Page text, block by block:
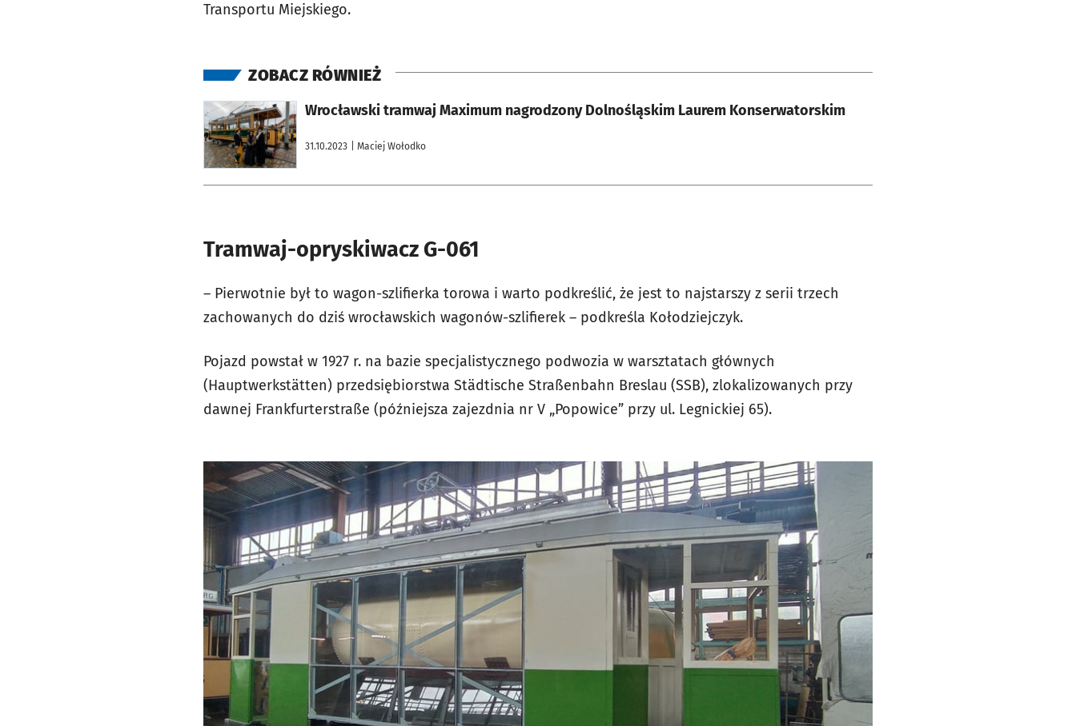
Transportu Miejskiego.
ZOBACZ RÓWNIEŻ
Wrocławski tramwaj Maximum nagrodzony Dolnośląskim Laurem Konserwatorskim
31.10.2023 | Maciej Wołodko
otworzy się w nowej karcie
Tramwaj-opryskiwacz G-061
– Pierwotnie był to wagon-szlifierka torowa i warto podkreślić, że jest to najstarszy z serii trzech
zachowanych do dziś wrocławskich wagonów-szlifierek – podkreśla Kołodziejczyk.
Pojazd powstał w 1927 r. na bazie specjalistycznego podwozia w warsztatach głównych
(Hauptwerkstätten) przedsiębiorstwa Städtische Straßenbahn Breslau (SSB), zlokalizowanych przy
dawnej Frankfurterstraße (późniejsza zajezdnia nr V „Popowice” przy ul. Legnickiej 65).